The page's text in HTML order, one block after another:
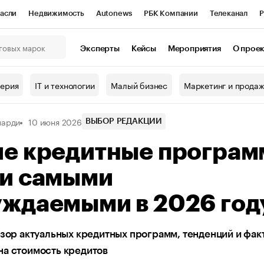
Недвижимость Autonews РБК Компании Телеканал
Проверка контрагентов
Эксперты Кейсы Мероприятия О
IT и технологии Малый бизнес Маркетинг и
10 июня 2026 ВЫБОР РЕДАКЦИИ
кредитные
самыми
в 2026
актуальных кредитных программ, тенденций и
стоимость кредитов